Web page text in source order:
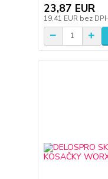
23,87 EUR
19,41 EUR bez